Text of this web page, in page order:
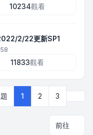
10234觀看
2/22更新SP1
11833觀看
1 2 3
前往